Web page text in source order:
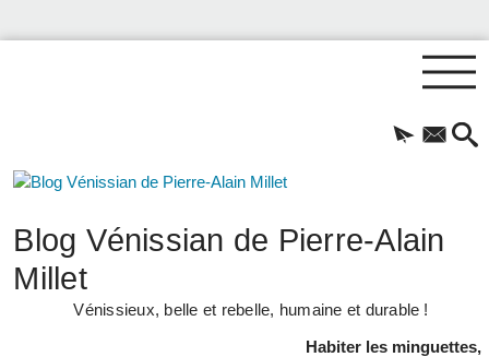
Blog Vénissian de Pierre-Alain
Millet
Vénissieux, belle et rebelle, humaine et durable !
Habiter les minguettes,